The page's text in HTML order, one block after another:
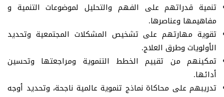
تنمية قدراتهم على الفهم والتحليل لموضوعات التنمية و
مفاهيمها وعناصرها.
تقوية مهارتهم على تشخيص المشكلات المجتمعية وتحديد
الأولويات وطرق العلاج.
تمكينهم من تقييم الخطط التنموية ومراجعتها وتحسين
أدائها.
تدريبهم على محاكاة نماذج تنموية عالمية ناجحة، وتحديد أوجه